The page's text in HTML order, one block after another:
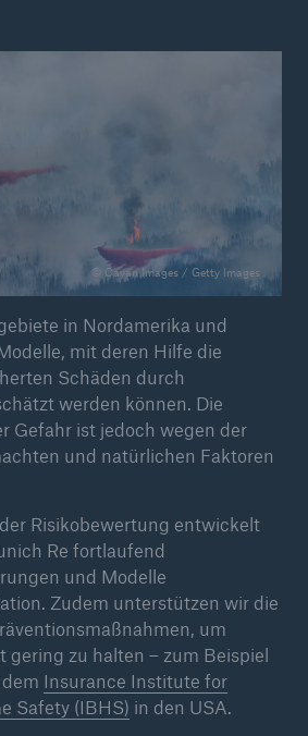
© Cavan Images / Getty Images
in Nordamerika und
mit deren Hilfe die
Schäden durch
werden können. Die
Gefahr ist jedoch wegen der
und natürlichen Faktoren
Risikobewertung entwickelt
Re fortlaufend
und Modelle
Zudem unterstützen wir die
um
gering zu halten – zum Beispiel
Insurance Institute for
Safety (IBHS) in den USA.
zu
Gewitterschäden
und Sturzfluten
Risiko, verheerende
Waldbrände, Hochwasser